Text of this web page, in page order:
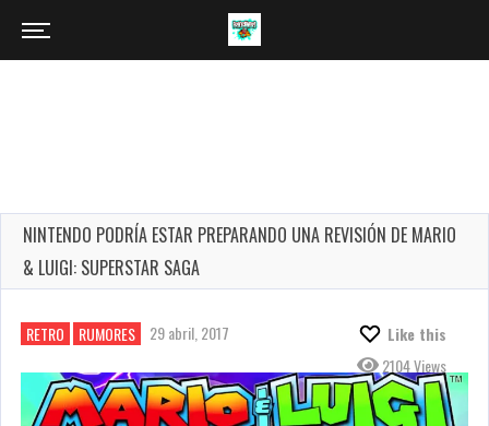
NINTENDO PODRÍA ESTAR PREPARANDO UNA REVISIÓN DE MARIO
& LUIGI: SUPERSTAR SAGA
RETRO RUMORES 29 abril, 2017
Like this
2104 Views